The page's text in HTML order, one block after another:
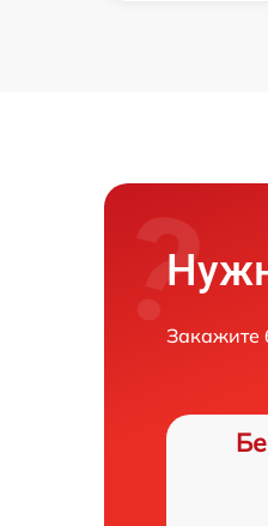
Закажите